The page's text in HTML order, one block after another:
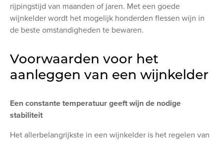
rijpingstijd van maanden of jaren. Met een goede
wijnkelder wordt het mogelijk honderden flessen wijn in
de beste omstandigheden te bewaren.
Voorwaarden voor het
aanleggen van een wijnkelder
Een constante temperatuur geeft wijn de nodige
stabiliteit
Het allerbelangrijkste in een wijnkelder is het regelen van